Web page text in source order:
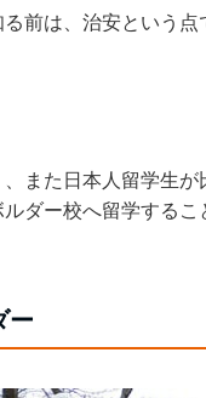
前は、治安という点
また日本人留学生が
ダー校へ留学するこ
ー